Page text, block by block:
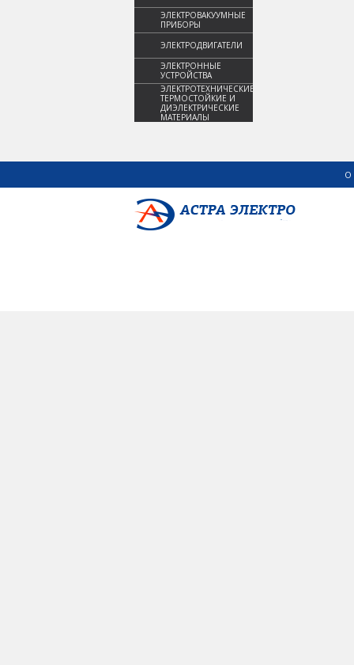
ЭЛЕКТРОВАКУУМНЫЕ
ПРИБОРЫ
ЭЛЕКТРОДВИГАТЕЛИ
ЭЛЕКТРОННЫЕ
УСТРОЙСТВА
ЭЛЕКТРОТЕХНИЧЕСКИЕ,
ТЕРМОСТОЙКИЕ И
ДИЭЛЕКТРИЧЕСКИЕ
МАТЕРИАЛЫ